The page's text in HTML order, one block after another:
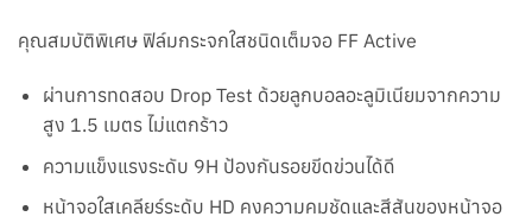
คุณสมบัติพิเศษ ฟิล์มกระจกใสชนิดเต็มจอ FF Active
ผ่านการทดสอบ Drop Test ด้วยลูกบอลอะลูมิเนียมจากความ
สูง 1.5 เมตร ไม่แตกร้าว
ความแข็งแรงระดับ 9H ป้องกันรอยขีดข่วนได้ดี
หน้าจอใสเคลียร์ระดับ HD คงความคมชัดและสีสันของหน้าจอ